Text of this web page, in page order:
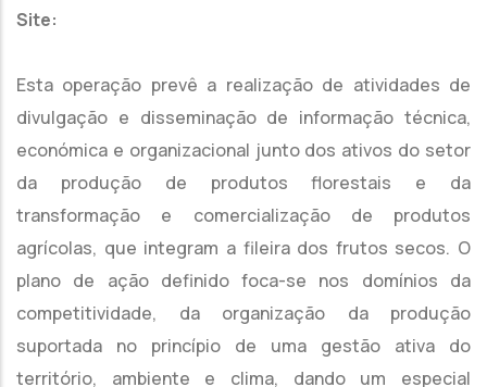
Site:
Esta operação prevê a realização de atividades de
divulgação e disseminação de informação técnica,
económica e organizacional junto dos ativos do setor
da produção de produtos florestais e da
transformação e comercialização de produtos
agrícolas, que integram a fileira dos frutos secos. O
plano de ação definido foca-se nos domínios da
competitividade, da organização da produção
suportada no princípio de uma gestão ativa do
território, ambiente e clima, dando um especial